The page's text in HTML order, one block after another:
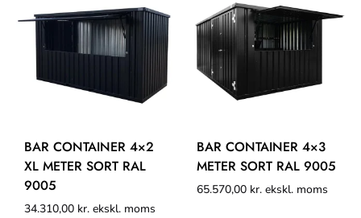
BAR CONTAINER 4×2
XL METER SORT RAL
9005
34.310,00 kr. ekskl. moms
BAR CONTAINER 4×3
METER SORT RAL 9005
65.570,00 kr. ekskl. moms